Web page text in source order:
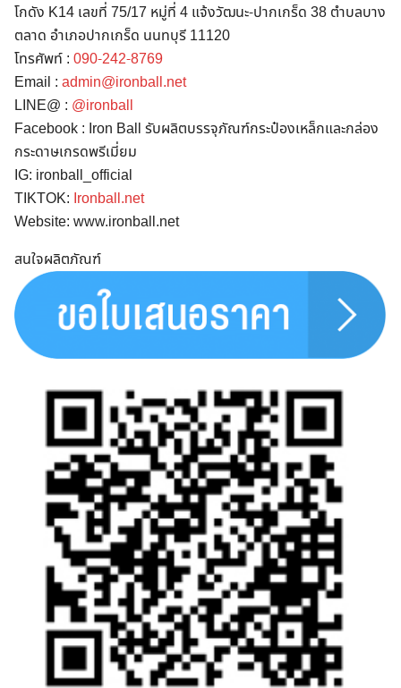
โกดัง K14 เลขที่ 75/17 หมู่ที่ 4 แจ้งวัฒนะ-ปากเกร็ด 38 ตำบลบาง
ตลาด อำเภอปากเกร็ด นนทบุรี 11120
โทรศัพท์ : 090-242-8769
Email : admin@ironball.net
LINE@ : @ironball
Facebook : Iron Ball รับผลิตบรรจุภัณฑ์กระป๋องเหล็กและกล่อง
กระดาษเกรดพรีเมี่ยม
IG: ironball_official
TIKTOK: Ironball.net
Website: www.ironball.net
สนใจผลิตภัณฑ์